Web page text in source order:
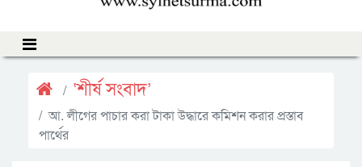
‘শীর্ষ সংবাদ’
আ. লীগের পাচার করা টাকা উদ্ধারে কমিশন করার প্রস্তাব
পার্থের